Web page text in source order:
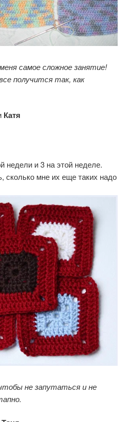
самое сложное занятие!
получится так, как
Катя
недели и 3 на этой неделе.
сколько мне их еще таких надо
не запутаться и не